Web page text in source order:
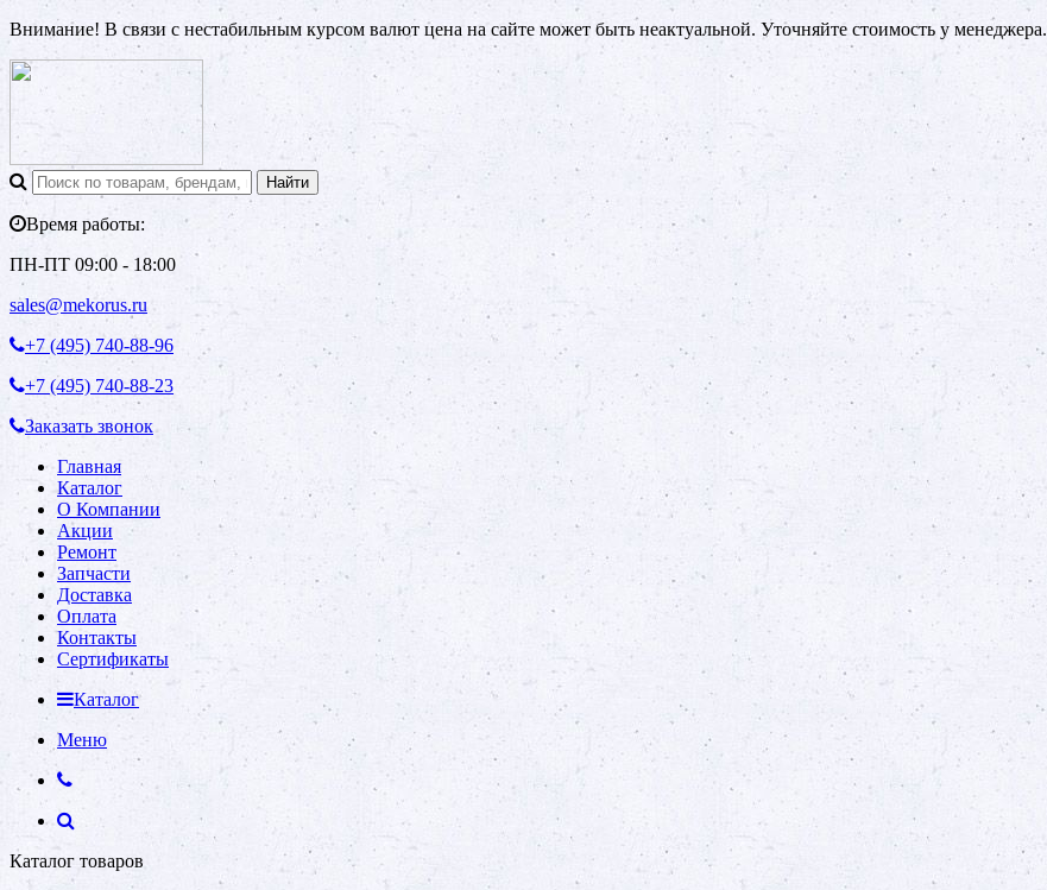
Внимание! В связи с нестабильным курсом валют цена на сайте может быть неактуальной. Уточняйте стоимость у менеджера.
Время работы:
ПН-ПТ 09:00 - 18:00
sales@mekorus.ru
+7 (495) 740-88-96
+7 (495) 740-88-23
Заказать звонок
Главная
Каталог
О Компании
Акции
Ремонт
Запчасти
Доставка
Оплата
Контакты
Сертификаты
Каталог
Меню
Каталог товаров